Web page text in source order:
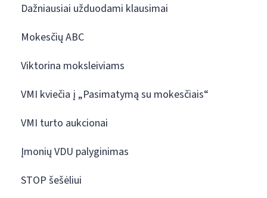
Dažniausiai užduodami klausimai
Mokesčių ABC
Viktorina moksleiviams
VMI kviečia į „Pasimatymą su mokesčiais“
VMI turto aukcionai
Įmonių VDU palyginimas
STOP šešėliui